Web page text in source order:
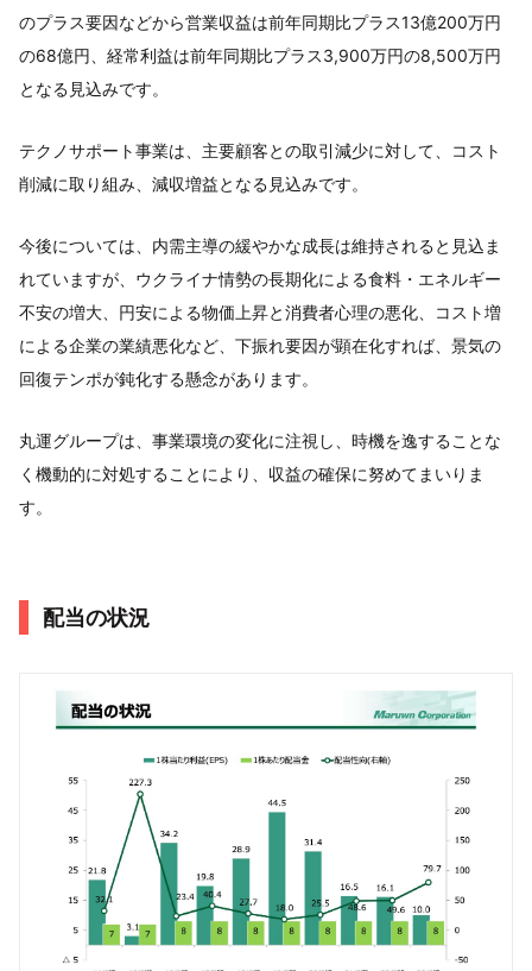
のプラス要因などから営業収益は前年同期比プラス13億200万円
の68億円、経常利益は前年同期比プラス3,900万円の8,500万円
となる見込みです。
テクノサポート事業は、主要顧客との取引減少に対して、コスト
削減に取り組み、減収増益となる見込みです。
今後については、内需主導の緩やかな成長は維持されると見込ま
れていますが、ウクライナ情勢の長期化による食料・エネルギー
不安の増大、円安による物価上昇と消費者心理の悪化、コスト増
による企業の業績悪化など、下振れ要因が顕在化すれば、景気の
回復テンポが鈍化する懸念があります。
丸運グループは、事業環境の変化に注視し、時機を逸することな
く機動的に対処することにより、収益の確保に努めてまいりま
す。
配当の状況